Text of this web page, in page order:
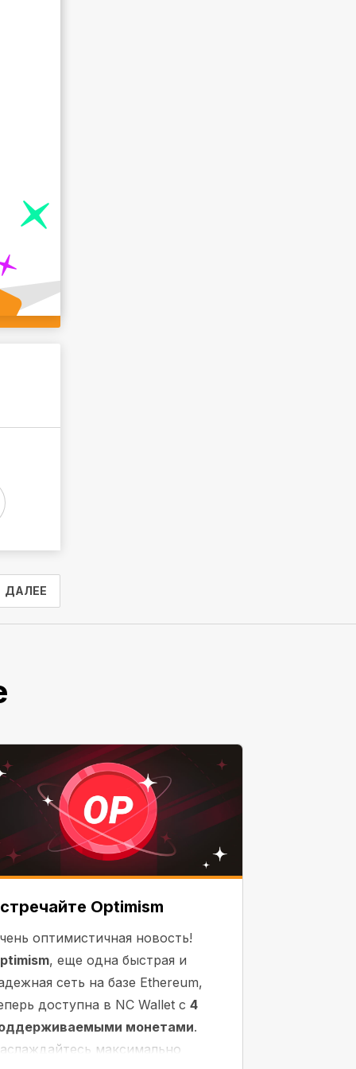
ДАЛЕЕ
Optimism
оптимистичная новость!
, еще одна быстрая и
сеть на базе Ethereum,
доступна в NC Wallet с 4
монетами.
максимально